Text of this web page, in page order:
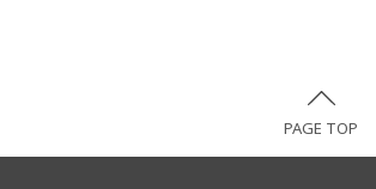
PAGE TOP